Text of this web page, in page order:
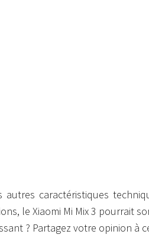
caractéristiques
le Xiaomi Mi Mix 3 pourrait
? Partagez votre opinion à